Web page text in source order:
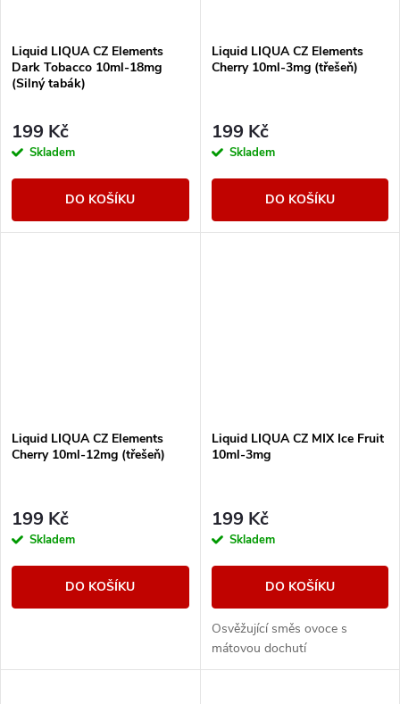
Liquid LIQUA CZ Elements
Dark Tobacco 10ml-18mg
(Silný tabák)
199 Kč
Skladem
DO KOŠÍKU
Liquid LIQUA CZ Elements
Cherry 10ml-3mg (třešeň)
199 Kč
Skladem
DO KOŠÍKU
Liquid LIQUA CZ Elements
Cherry 10ml-12mg (třešeň)
199 Kč
Skladem
DO KOŠÍKU
Liquid LIQUA CZ MIX Ice Fruit
10ml-3mg
199 Kč
Skladem
DO KOŠÍKU
Osvěžující směs ovoce s
mátovou dochutí